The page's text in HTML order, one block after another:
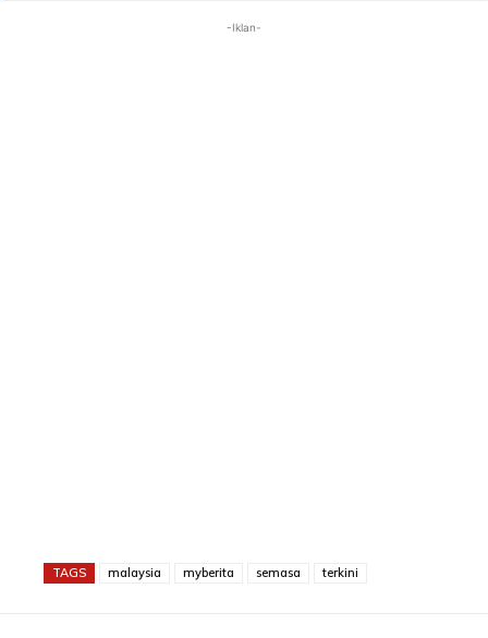
-Iklan-
TAGS malaysia myberita semasa terkini